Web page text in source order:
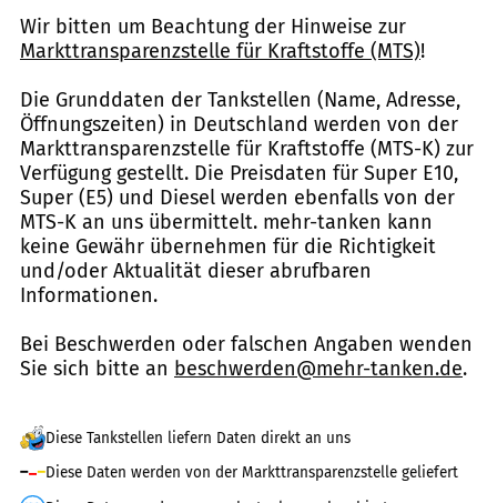
Wir bitten um Beachtung der Hinweise zur
Markttransparenzstelle für Kraftstoffe (MTS)!
Die Grunddaten der Tankstellen (Name, Adresse,
Öffnungszeiten) in Deutschland werden von der
Markttransparenzstelle für Kraftstoffe (MTS-K) zur
Verfügung gestellt. Die Preisdaten für Super E10,
Super (E5) und Diesel werden ebenfalls von der
MTS-K an uns übermittelt. mehr-tanken kann
keine Gewähr übernehmen für die Richtigkeit
und/oder Aktualität dieser abrufbaren
Informationen.
Bei Beschwerden oder falschen Angaben wenden
Sie sich bitte an beschwerden@mehr-tanken.de.
Diese Tankstellen liefern Daten direkt an uns
Diese Daten werden von der Markttransparenzstelle geliefert